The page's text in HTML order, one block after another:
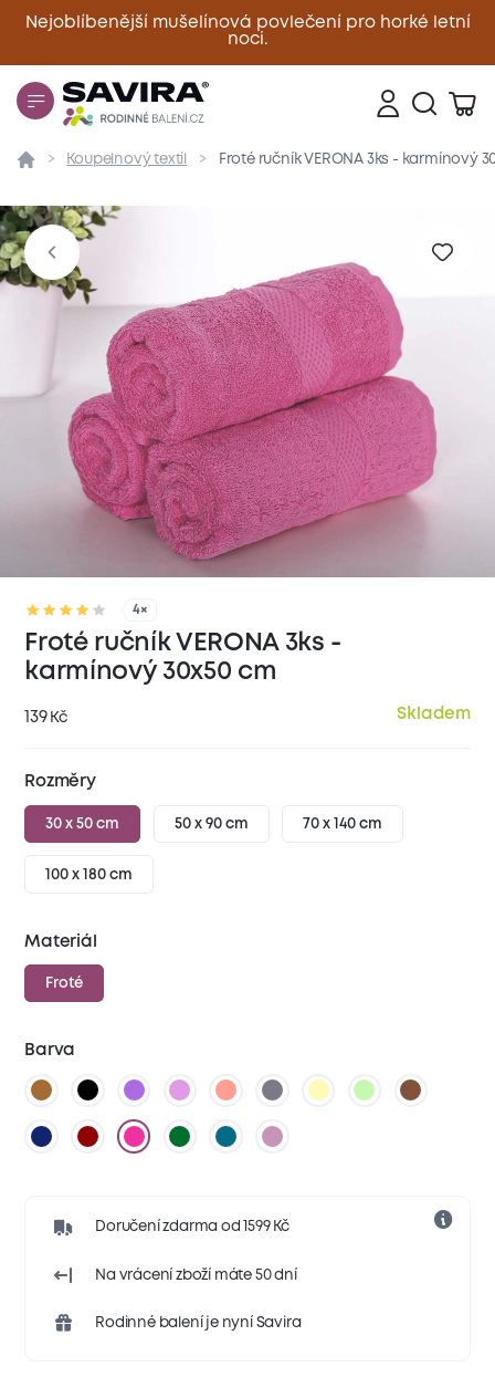
Nejoblíbenější mušelínová povlečení pro horké letní
noci.
Zavřít
Přehled Parametry Popis produktu Materiál
Koupelnový textil Froté ručník VERONA 3ks - karmínový
4×
Froté ručník VERONA 3ks -
karmínový 30x50 cm
139 Kč Skladem
Rozměry
30 x 50 cm 50 x 90 cm 70 x 140 cm
100 x 180 cm
Materiál
Froté
Barva
Doručení zdarma od 1599 Kč
Na vrácení zboží máte 50 dní
Rodinné balení je nyní Savira